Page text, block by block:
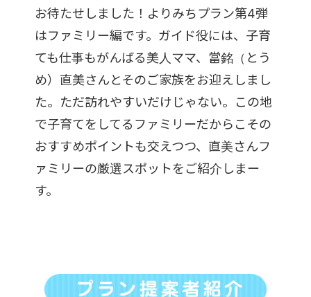
お待たせしました！よりみちプラン第4弾
はファミリー編です。ガイド役には、子育
ても仕事もがんばる美人ママ、當銘（とう
め）直美さんとそのご家族をお迎えしまし
た。ただ訪れやすいだけじゃない。この地
で子育てをしてるファミリーだからこその
おすすめポイントも交えつつ、直美さんフ
ァミリーの厳選スポットをご紹介しまー
す。